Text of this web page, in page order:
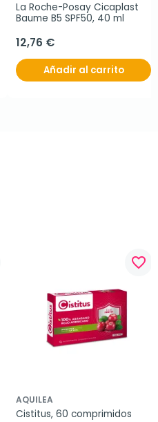
La Roche-Posay Cicaplast
Baume B5 SPF50, 40 ml
12,76 €
Añadir al carrito
favorite_border
AQUILEA
Cistitus, 60 comprimidos